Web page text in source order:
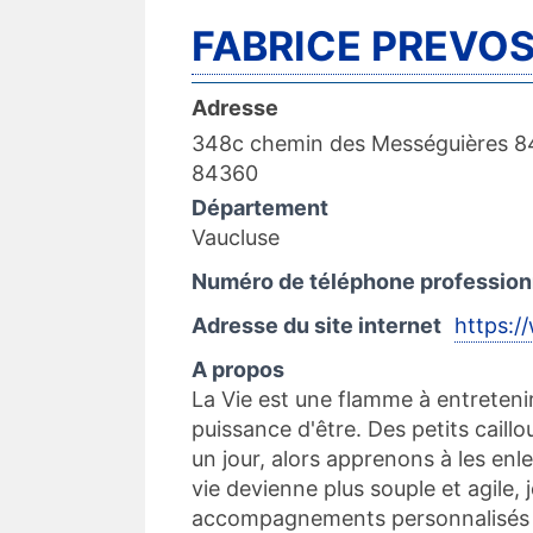
FABRICE
Adresse
348c chemin des Mességuières
84360
Département
Vaucluse
Numéro de téléphone
Adresse du site internet
A propos
La Vie est une flamme à
puissance d'être. Des petits
un jour, alors apprenons à les
vie devienne plus souple et
accompagnements